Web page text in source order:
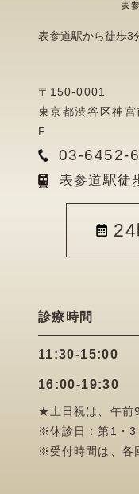
表参道駅から徒歩3
〒150-0001
東京都渋谷区神
F
03-6452-
表参道駅徒
診療時間
11:30-15:00
16:00-19:30
★土日祝は、午
※休診日：第1・3
※受付時間は、各